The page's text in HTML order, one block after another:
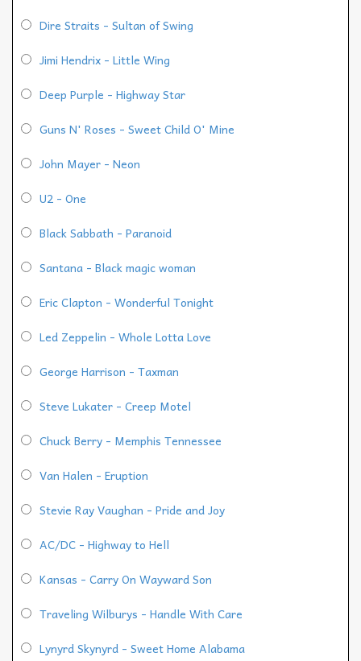
Dire Straits - Sultan of Swing
Jimi Hendrix - Little Wing
Deep Purple - Highway Star
Guns N' Roses - Sweet Child O' Mine
John Mayer - Neon
U2 - One
Black Sabbath - Paranoid
Santana - Black magic woman
Eric Clapton - Wonderful Tonight
Led Zeppelin - Whole Lotta Love
George Harrison - Taxman
Steve Lukater - Creep Motel
Chuck Berry - Memphis Tennessee
Van Halen - Eruption
Stevie Ray Vaughan - Pride and Joy
AC/DC - Highway to Hell
Kansas - Carry On Wayward Son
Traveling Wilburys - Handle With Care
Lynyrd Skynyrd - Sweet Home Alabama